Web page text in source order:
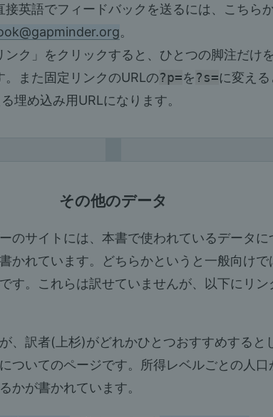
接英語でフィードバックを送るには、こちら
。
ンク」をクリックすると、ひとつの脚注だけ
。また固定リンクのURLの?p=を?s=に変え
埋め込み用URLになります。
その他のデータ
のサイトには、本書で使われているデータに
かれています。どちらかというと一般向けで
す。これらは訳せていませんが、以下にリン
、訳者(上杉)がどれかひとつおすすめすると
についてのページです。所得レベルごとの人口
かが書かれています。